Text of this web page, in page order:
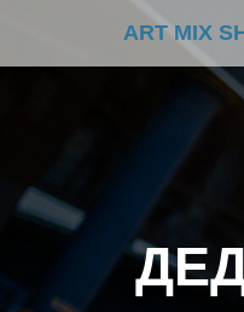
ART MIX